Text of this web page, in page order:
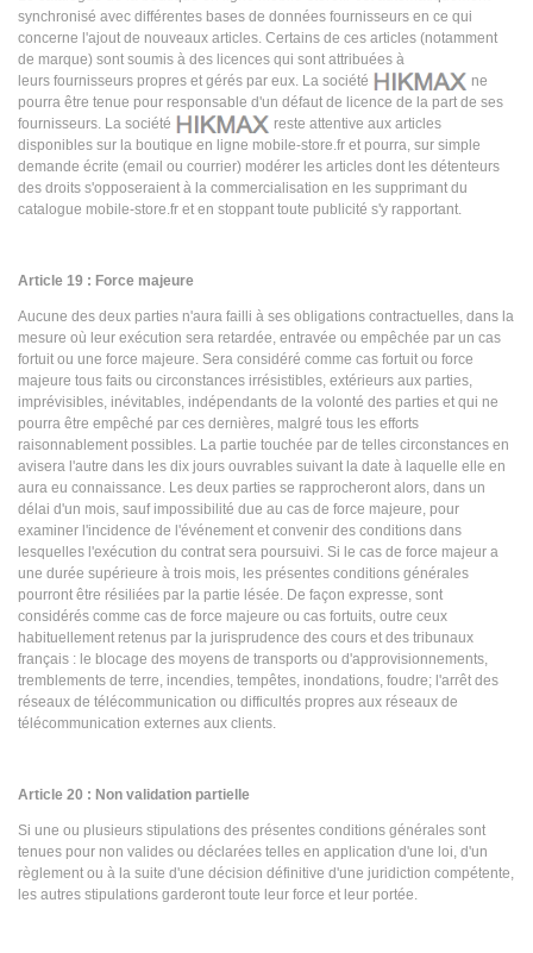
synchronisé avec différentes bases de données fournisseurs en ce qui
concerne l'ajout de nouveaux articles. Certains de ces articles (notamment
de marque) sont soumis à des licences qui sont attribuées à
leurs fournisseurs propres et gérés par eux. La société
ne
pourra être tenue pour responsable d'un défaut de licence de la part de ses
fournisseurs. La société
reste attentive aux articles
disponibles sur la boutique en ligne mobile-store.fr et pourra, sur simple
demande écrite (email ou courrier) modérer les articles dont les détenteurs
des droits s'opposeraient à la commercialisation en les supprimant du
catalogue mobile-store.fr et en stoppant toute publicité s'y rapportant.
Article 19 : Force majeure
Aucune des deux parties n'aura failli à ses obligations contractuelles, dans la
mesure où leur exécution sera retardée, entravée ou empêchée par un cas
fortuit ou une force majeure. Sera considéré comme cas fortuit ou force
majeure tous faits ou circonstances irrésistibles, extérieurs aux parties,
imprévisibles, inévitables, indépendants de la volonté des parties et qui ne
pourra être empêché par ces dernières, malgré tous les efforts
raisonnablement possibles. La partie touchée par de telles circonstances en
avisera l'autre dans les dix jours ouvrables suivant la date à laquelle elle en
aura eu connaissance. Les deux parties se rapprocheront alors, dans un
délai d'un mois, sauf impossibilité due au cas de force majeure, pour
examiner l'incidence de l'événement et convenir des conditions dans
lesquelles l'exécution du contrat sera poursuivi. Si le cas de force majeur a
une durée supérieure à trois mois, les présentes conditions générales
pourront être résiliées par la partie lésée. De façon expresse, sont
considérés comme cas de force majeure ou cas fortuits, outre ceux
habituellement retenus par la jurisprudence des cours et des tribunaux
français : le blocage des moyens de transports ou d'approvisionnements,
tremblements de terre, incendies, tempêtes, inondations, foudre; l'arrêt des
réseaux de télécommunication ou difficultés propres aux réseaux de
télécommunication externes aux clients.
Article 20 : Non validation partielle
Si une ou plusieurs stipulations des présentes conditions générales sont
tenues pour non valides ou déclarées telles en application d'une loi, d'un
règlement ou à la suite d'une décision définitive d'une juridiction compétente,
les autres stipulations garderont toute leur force et leur portée.